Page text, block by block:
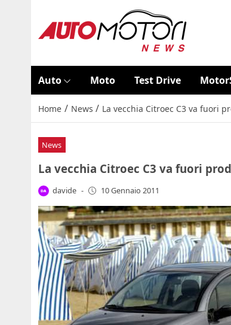
Auto Moto Test Drive
Home / News / La vecchia Citroec C3 va fuori
News
La vecchia Citroec C3 va fuori
davide - 10 Gennaio 2011